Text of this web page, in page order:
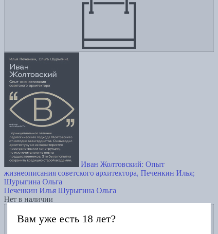
Иван Жолтовский: Опыт
жизнеописания советского архитектора, Печенкин Илья;
Шурыгина Ольга
Печенкин Илья Шурыгина Ольга
Нет в наличии
Вам уже есть 18 лет?